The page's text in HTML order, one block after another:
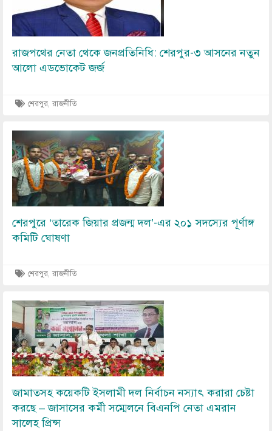
রাজপথের নেতা থেকে জনপ্রতিনিধি: শেরপুর-৩ আসনের নতুন
আলো এডভোকেট জর্জ
শেরপুর, রাজনীতি
Image
শেরপুরে ‘তারেক জিয়ার প্রজন্ম দল’-এর ২০১ সদস্যের পূর্ণাঙ্গ
কমিটি ঘোষণা
শেরপুর, রাজনীতি
Image
জামাতসহ কয়েকটি ইসলামী দল নির্বাচন নস্যাৎ করারা চেষ্টা
করছে – জাসাসের কর্মী সম্মেলনে বিএনপি নেতা এমরান
সালেহ প্রিন্স